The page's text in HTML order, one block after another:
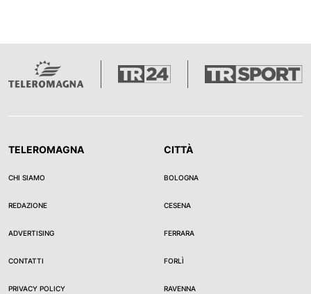
TELEROMAGNA
CHI SIAMO
REDAZIONE
ADVERTISING
CONTATTI
PRIVACY POLICY
CITTÀ
BOLOGNA
CESENA
FERRARA
FORLÌ
RAVENNA